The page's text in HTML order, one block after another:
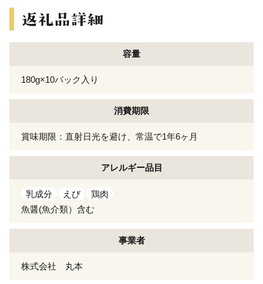
容量
180g×10パック入り
消費期限
賞味期限：直射日光を避け、常温で1年6ヶ月
アレルギー品目
乳成分 えび
鶏肉
魚醤(魚介類）含む
事業者
株式会社 丸本